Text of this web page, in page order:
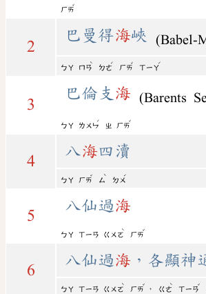
ㄏㄞ
ˇ
2
巴曼得海峽 (Babel-
ㄅㄚ ㄇㄢ
ˋ
ㄉㄜ
ˊ
ㄏㄞ
ˇ
ㄒㄧㄚ
ˊ
3
巴倫支 海 (Barents
ㄅㄚ ㄌㄨㄣ
ˊ
ㄓ ㄏㄞ
ˇ
4
八海四瀆
ㄅㄚ ㄏㄞ
ˇ
ㄙ
ˋ
ㄉㄨ
ˊ
5
八仙過海
ㄅㄚ ㄒㄧㄢ ㄍㄨㄛ
ˋ
ㄏㄞ
ˇ
6
八仙過海 ，各顯神
ㄅㄚ ㄒㄧㄢ ㄍㄨㄛ
ˋ
ㄏㄞ
ˇ
， ㄍㄜ
ˋ
ㄒㄧㄢ
ˇ